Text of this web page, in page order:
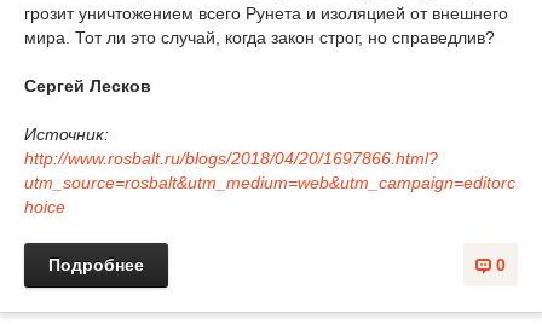
грозит уничтожением всего Рунета и изоляцией от внешнего
мира. Тот ли это случай, когда закон строг, но справедлив?
Сергей Лесков
Источник:
http://www.rosbalt.ru/blogs/2018/04/20/1697866.html?
utm_source=rosbalt&utm_medium=web&utm_campaign=editorc
hoice
0
Подробнее